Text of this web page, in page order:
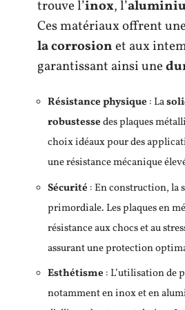
trouve l’inox, l’
Ces matériaux offrent
la corrosionet aux
garantissant ainsi une
Résistance physique : La
robustessedes plaques
choix idéaux pour des
une résistance mécanique
Sécurité : En construction, la
primordiale. Les plaques en
résistance aux chocs et au
assurant une protection
Esthétisme : L’utilisation de
notamment en inox et en